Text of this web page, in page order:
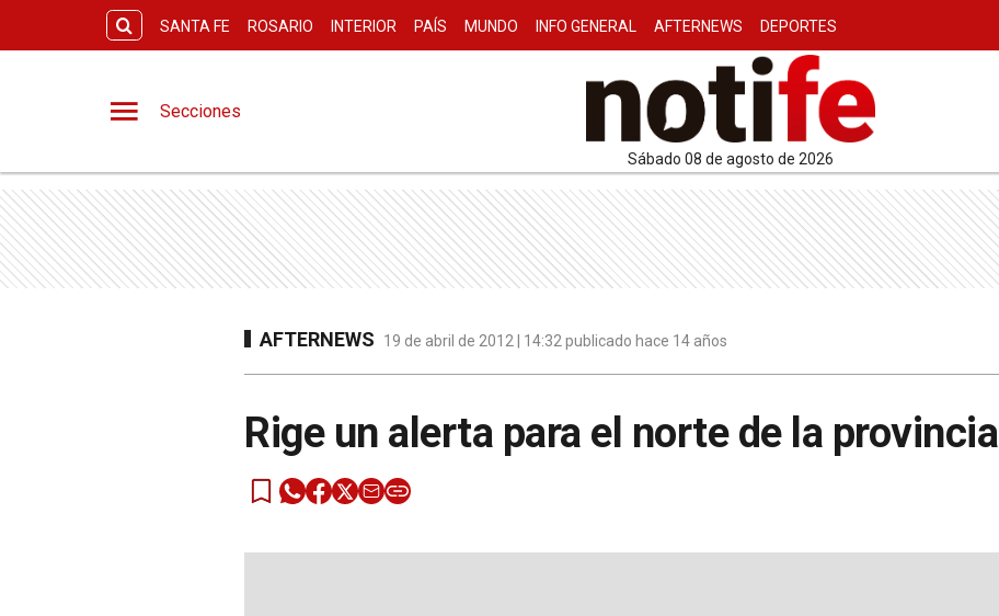
SANTA FE ROSARIO INTERIOR PAÍS MUNDO INFO GENERAL AFTERNEWS DEPORTES
Secciones
sábado 08 de agosto de 2026
AFTERNEWS 19 de abril de 2012 | 14:32 publicado hace 14 años
Rige un alerta para el norte de la provincia